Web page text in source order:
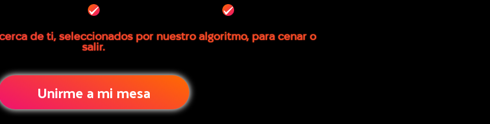
de ti, seleccionados por nuestro algoritmo, para cenar o
salir.
Unirme a mi mesa